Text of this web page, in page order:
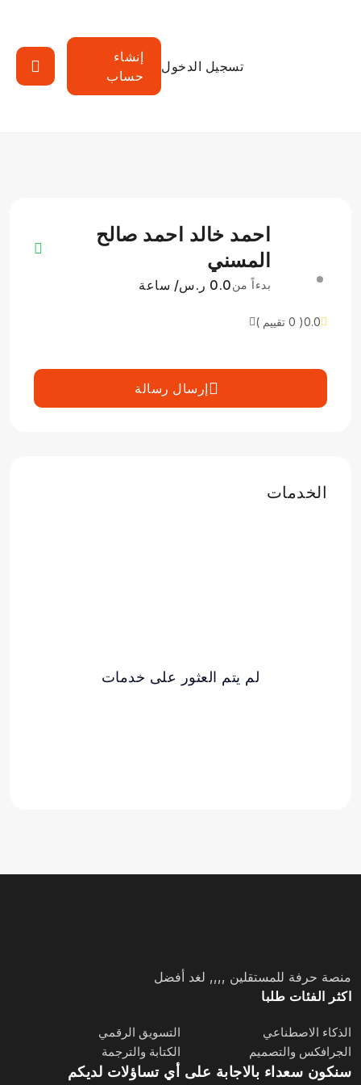
تسجيل الدخول
إنشاء
حساب
احمد خالد احمد صالح
المسني
بدءاً من0.0 ر.س/ ساعة
0.0( 0 تقييم )
إرسال رسالة
الخدمات
لم يتم العثور على خدمات
منصة حرفة للمستقلين ,,,, لغد أفضل
اكثر الفئات طلبا
الذكاء الاصطناعي
التسويق الرقمي
الجرافكس والتصميم
الكتابة والترجمة
سنكون سعداء بالاجابة على أي تساؤلات لديكم